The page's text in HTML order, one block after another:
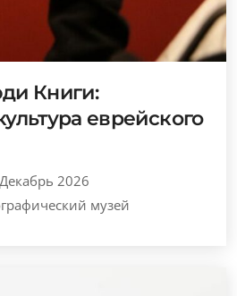
Книги:
еврейского
2026
музей